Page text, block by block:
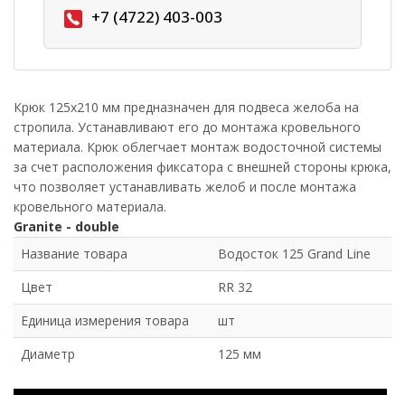
+7 (4722) 403-003
Крюк 125х210 мм предназначен для подвеса желоба на
стропила. Устанавливают его до монтажа кровельного
материала. Крюк облегчает монтаж водосточной системы
за счет расположения фиксатора с внешней стороны крюка,
что позволяет устанавливать желоб и после монтажа
кровельного материала.
Granite - double
Название товара
Водосток 125 Grand Line
Цвет
RR 32
Единица измерения товара
шт
Диаметр
125 мм